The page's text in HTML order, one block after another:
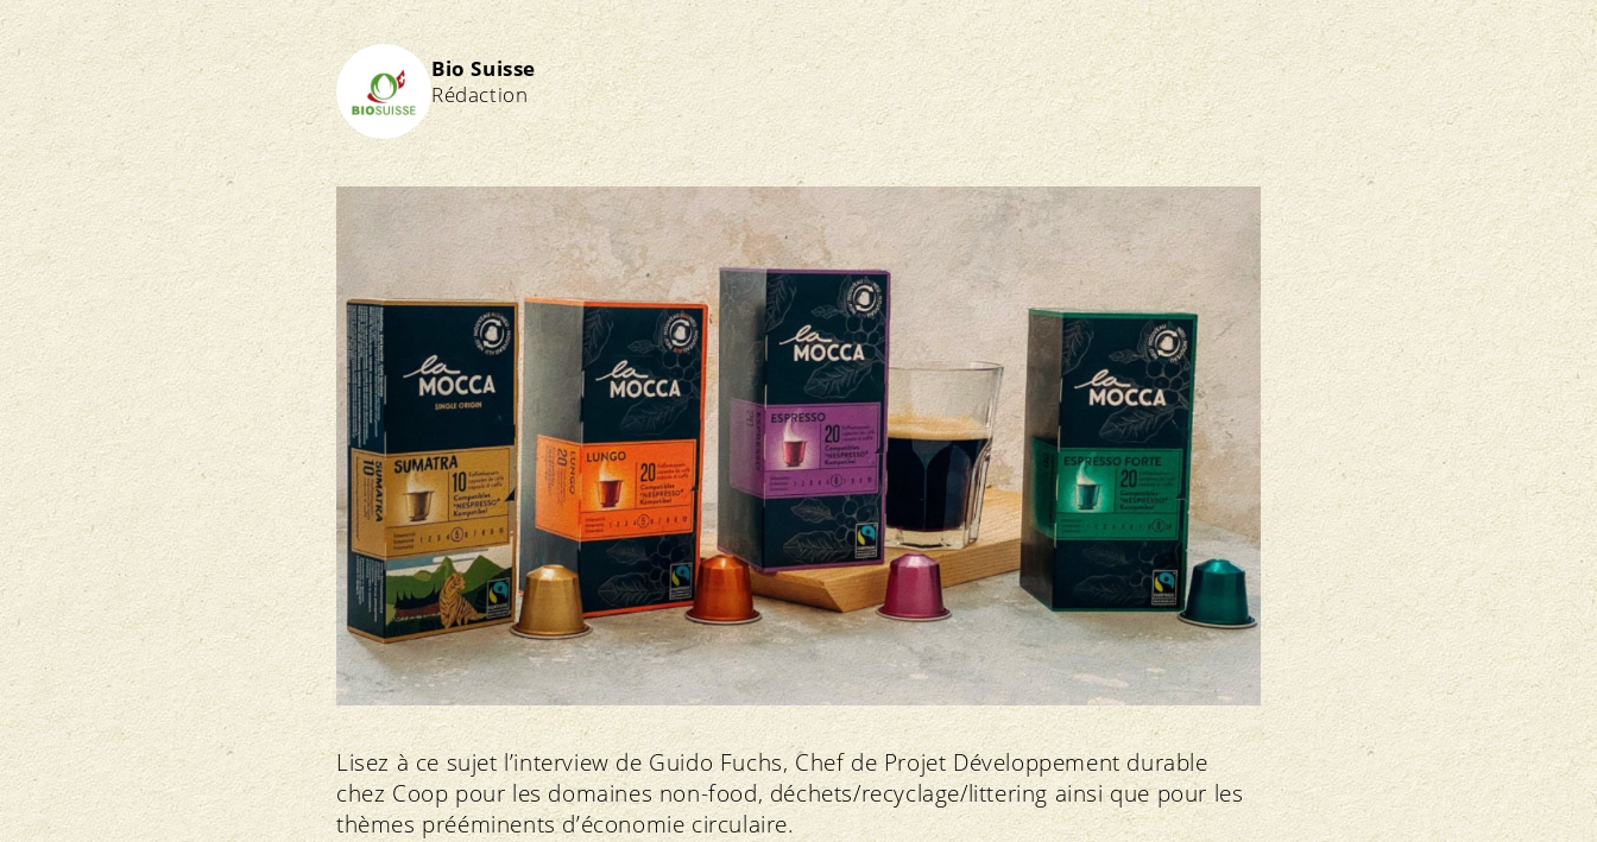
Bio Suisse
Rédaction
Lisez à ce sujet l’interview de Guido Fuchs, Chef de Projet Développement durable
chez Coop pour les domaines non-food, déchets/recyclage/littering ainsi que pour les
thèmes prééminents d’économie circulaire.